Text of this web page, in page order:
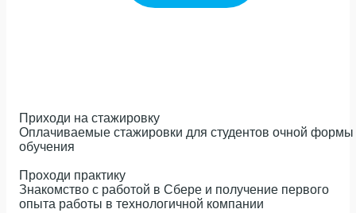
Приходи на стажировку
Оплачиваемые стажировки для студентов очной формы
обучения
Проходи практику
Знакомство с работой в Сбере и получение первого
опыта работы в технологичной компании